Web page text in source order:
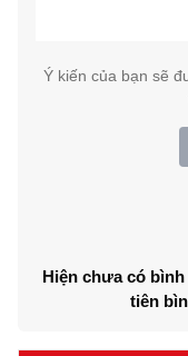
Ý kiến của bạn sẽ
Hiện chưa có
tiên